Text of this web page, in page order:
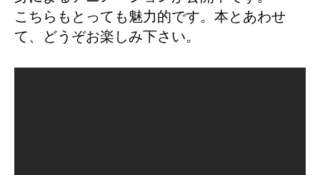
こちらもとっても魅力的です。本とあわせ
て、どうぞお楽しみ下さい。